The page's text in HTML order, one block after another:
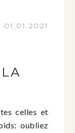
01.01.2021
celles et
oubliez